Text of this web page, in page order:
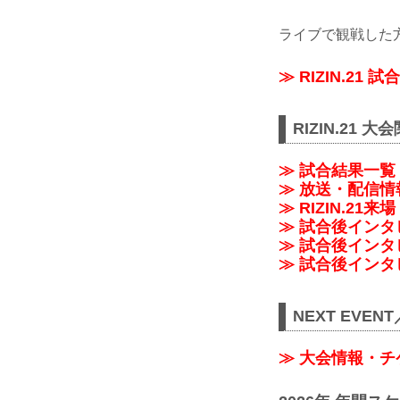
ライブで観戦した
≫ RIZIN.21 試
RIZIN.21 大会
≫ 試合結果一覧
≫ 放送・配信情
≫ RIZIN.21来場
≫ 試合後インタ
≫ 試合後インタ
≫ 試合後インタ
NEXT EVENT
≫ 大会情報・チ